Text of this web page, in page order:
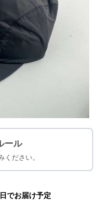
ール
ください。
でお届け予定